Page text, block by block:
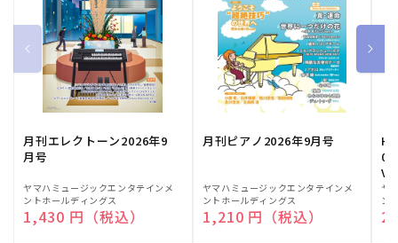
月刊エレクトーン2026年9
月号
販
売
元:
ヤマハミュージックエンタテインメ
ントホールディングス
通常価格
1,430 円（税込）
月刊ピアノ2026年9月号
販
売
元:
ヤマハミュージックエンタテインメ
ントホールディングス
通常価格
1,210 円（税込）
販
売
元:
ヤ
ン